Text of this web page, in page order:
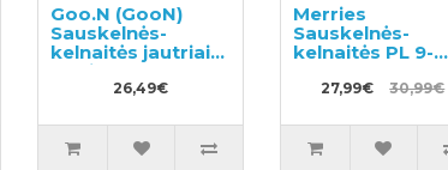
Goo.N (GooN)
Sauskelnės-
kelnaitės jautriai
odai PBL 12-20kg
26,49€
Merries
Sauskelnės-
kelnaitės PL 9-
27,99€ 30,99€